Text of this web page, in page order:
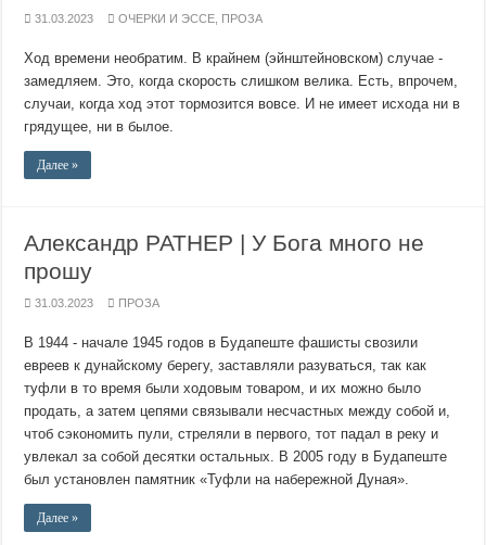
31.03.2023 ОЧЕРКИ И ЭССЕ ПРОЗА
Ход времени необратим. В крайнем (эйнштейновском) случае -
замедляем. Это, когда скорость слишком велика. Есть, впрочем,
случаи, когда ход этот тормозится вовсе. И не имеет исхода ни в
грядущее, ни в былое.
Далее »
Александр РАТНЕР | У Бога много не
прошу
31.03.2023 ПРОЗА
В 1944 - начале 1945 годов в Будапеште фашисты свозили
евреев к дунайскому берегу, заставляли разуваться, так как
туфли в то время были ходовым товаром, и их можно было
продать, а затем цепями связывали несчастных между собой и,
чтоб сэкономить пули, стреляли в первого, тот падал в реку и
увлекал за собой десятки остальных. В 2005 году в Будапеште
был установлен памятник «Туфли на набережной Дуная».
Далее »